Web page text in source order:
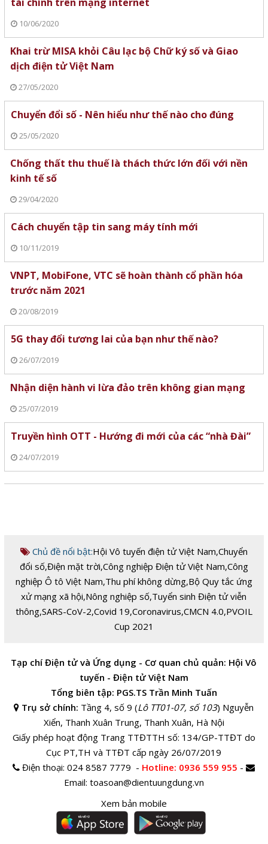
10/06/2020
Khai trừ MISA khỏi Câu lạc bộ Chữ ký số và Giao
dịch điện tử Việt Nam
27/05/2020
Chuyển đổi số - Nên hiểu như thế nào cho đúng
25/05/2020
Chống thất thu thuế là thách thức lớn đối với nền
kinh tế số
29/04/2020
Cách chuyển tập tin sang máy tính mới
10/11/2019
VNPT, MobiFone, VTC sẽ hoàn thành cổ phần hóa
trước năm 2021
20/08/2019
5G thay đổi tương lai của bạn như thế nào?
26/07/2019
Nhận diện hành vi lừa đảo trên không gian mạng
25/07/2019
Truyền hình OTT - Hướng đi mới của các “nhà Đài”
24/07/2019
Chủ đề nổi bật:Hội Vô tuyến điện tử Việt Nam,Chuyển
đổi số,Điện mặt trời,Công nghiệp Điện tử Việt Nam,Công
nghiệp Ô tô Việt Nam,Thu phí không dừng,Bộ Quy tắc ứng
xử mạng xã hội,Nông nghiệp số,Tuyển sinh Điện tử viễn
thông,SARS-CoV-2,Covid 19,Coronavirus,CMCN 4.0,PVOIL
Cup 2021
Tạp chí Điện tử và Ứng dụng - Cơ quan chủ quản: Hội Vô
tuyến - Điện tử Việt Nam
Tổng biên tập: PGS.TS Trần Minh Tuấn
Trụ sở chính: Tầng 4, số 9 (Lô TT01-07, số 103) Nguyễn
Xiển, Thanh Xuân Trung, Thanh Xuân, Hà Nội
Giấy phép hoạt động Trang TTĐTTH số: 134/GP-TTĐT do
Cục PT,TH và TTĐT cấp ngày 26/07/2019
Điện thoại:024 8587 7779 - Hotline: 0936 559 955 -
Email: toasoan@dientuungdung.vn
Xem bản mobile